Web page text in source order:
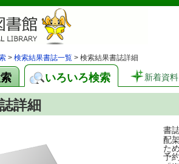
> 検索結果書誌一覧 > 検索結果書誌詳細
いろいろ検索 新着資料
詳細
書
配
た
予